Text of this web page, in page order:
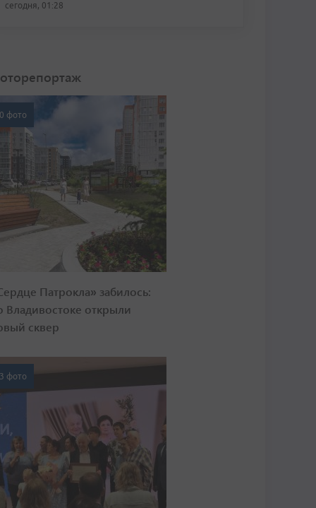
сегодня, 01:28
фото
Патрокла» забилось:
Владивостоке открыли
сквер
фото